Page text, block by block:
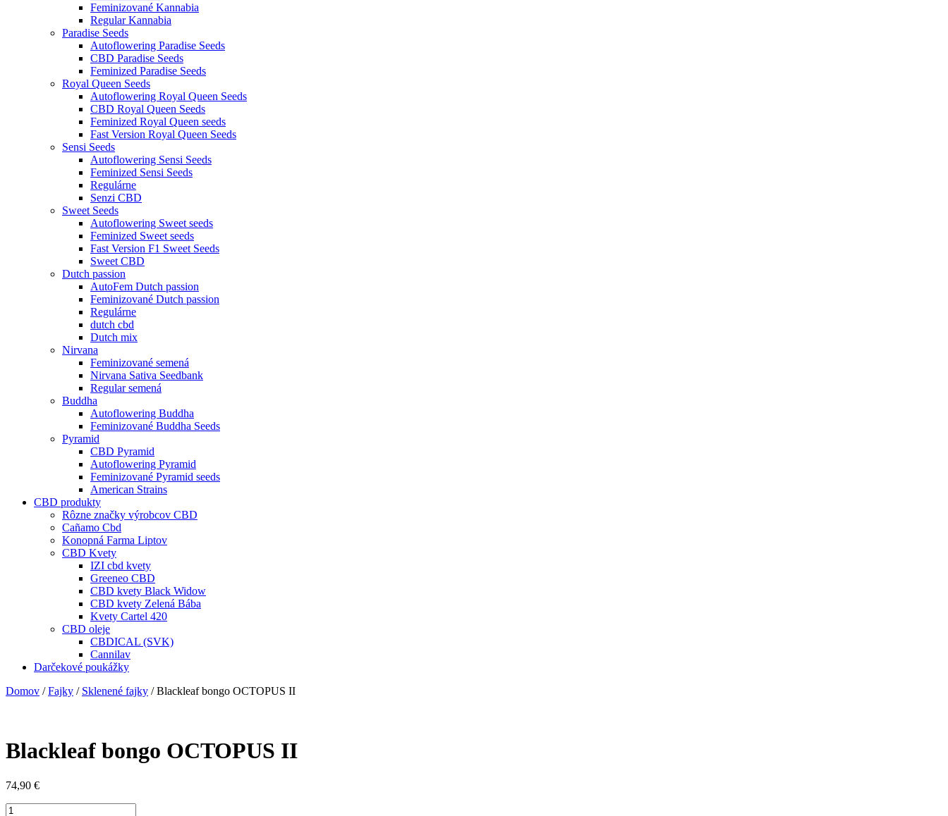
Feminizované Kannabia
Regular Kannabia
Paradise Seeds
Autoflowering Paradise Seeds
CBD Paradise Seeds
Feminized Paradise Seeds
Royal Queen Seeds
Autoflowering Royal Queen Seeds
CBD Royal Queen Seeds
Feminized Royal Queen seeds
Fast Version Royal Queen Seeds
Sensi Seeds
Autoflowering Sensi Seeds
Feminized Sensi Seeds
Regulárne
Senzi CBD
Sweet Seeds
Autoflowering Sweet seeds
Feminized Sweet seeds
Fast Version F1 Sweet Seeds
Sweet CBD
Dutch passion
AutoFem Dutch passion
Feminizované Dutch passion
Regulárne
dutch cbd
Dutch mix
Nirvana
Feminizované semená
Nirvana Sativa Seedbank
Regular semená
Buddha
Autoflowering Buddha
Feminizované Buddha Seeds
Pyramid
CBD Pyramid
Autoflowering Pyramid
Feminizované Pyramid seeds
American Strains
CBD produkty
Rôzne značky výrobcov CBD
Cañamo Cbd
Konopná Farma Liptov
CBD Kvety
IZI cbd kvety
Greeneo CBD
CBD kvety Black Widow
CBD kvety Zelená Bába
Kvety Cartel 420
CBD oleje
CBDICAL (SVK)
Cannilav
Darčekové poukážky
Domov /Fajky / Sklenené fajky / Blackleaf bongo OCTOPUS II
Blackleaf bongo OCTOPUS II
74,90 €
množstvo